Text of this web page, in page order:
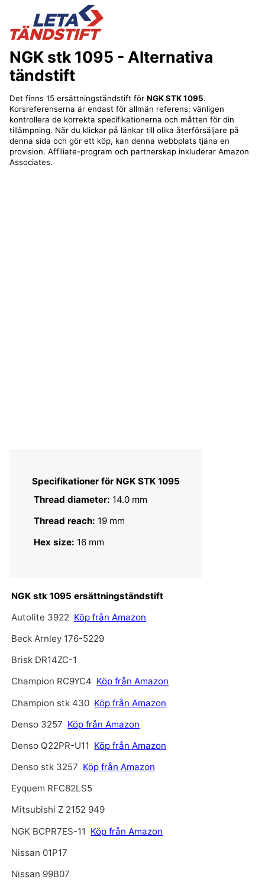
NGK stk 1095 - Alternativa
tändstift
Det finns 15 ersättningständstift för NGK STK 1095.
Korsreferenserna är endast för allmän referens; vänligen
kontrollera de korrekta specifikationerna och måtten för din
tillämpning. När du klickar på länkar till olika återförsäljare på
denna sida och gör ett köp, kan denna webbplats tjäna en
provision. Affiliate-program och partnerskap inkluderar Amazon
Associates.
Specifikationer för NGK STK 1095
Thread diameter: 14.0 mm
Thread reach: 19 mm
Hex size: 16 mm
NGK stk 1095 ersättningständstift
Autolite 3922 Köp från Amazon
Beck Arnley 176-5229
Brisk DR14ZC-1
Champion RC9YC4 Köp från Amazon
Champion stk 430 Köp från Amazon
Denso 3257 Köp från Amazon
Denso Q22PR-U11 Köp från Amazon
Denso stk 3257 Köp från Amazon
Eyquem RFC82LS5
Mitsubishi Z 2152 949
NGK BCPR7ES-11 Köp från Amazon
Nissan 01P17
Nissan 99B07